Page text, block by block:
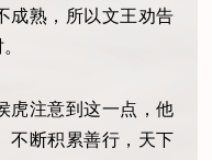
成熟，所以文王劝告
虎注意到这一点，他
不断积累善行，天下